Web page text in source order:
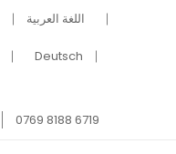
اللغة العربية
Deutsch
0769 8188 6719